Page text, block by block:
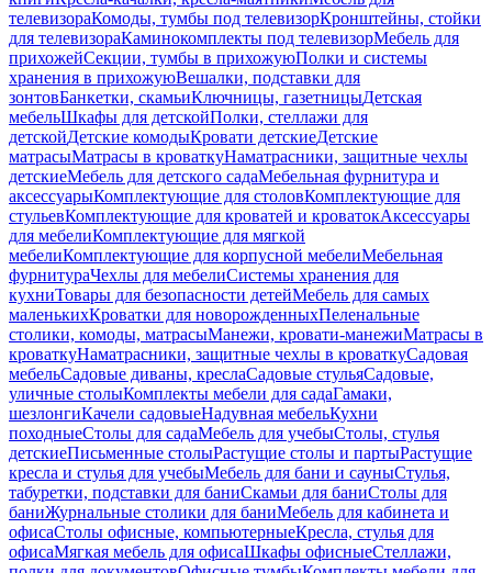
телевизораКомоды, тумбы под телевизорКронштейны, стойки
для телевизораКаминокомплекты под телевизорМебель для
прихожейСекции, тумбы в прихожуюПолки и системы
хранения в прихожуюВешалки, подставки для
зонтовБанкетки, скамьиКлючницы, газетницыДетская
мебельШкафы для детскойПолки, стеллажи для
детскойДетские комодыКровати детскиеДетские
матрасыМатрасы в кроваткуНаматрасники, защитные чехлы
детскиеМебель для детского садаМебельная фурнитура и
аксессуарыКомплектующие для столовКомплектующие для
стульевКомплектующие для кроватей и кроватокАксессуары
для мебелиКомплектующие для мягкой
мебелиКомплектующие для корпусной мебелиМебельная
фурнитураЧехлы для мебелиСистемы хранения для
кухниТовары для безопасности детейМебель для самых
маленькихКроватки для новорожденныхПеленальные
столики, комоды, матрасыМанежи, кровати-манежиМатрасы в
кроваткуНаматрасники, защитные чехлы в кроваткуСадовая
мебельСадовые диваны, креслаСадовые стульяСадовые,
уличные столыКомплекты мебели для садаГамаки,
шезлонгиКачели садовыеНадувная мебельКухни
походныеСтолы для садаМебель для учебыСтолы, стулья
детскиеПисьменные столыРастущие столы и партыРастущие
кресла и стулья для учебыМебель для бани и сауныСтулья,
табуретки, подставки для баниСкамьи для баниСтолы для
баниЖурнальные столики для баниМебель для кабинета и
офисаСтолы офисные, компьютерныеКресла, стулья для
офисаМягкая мебель для офисаШкафы офисныеСтеллажи,